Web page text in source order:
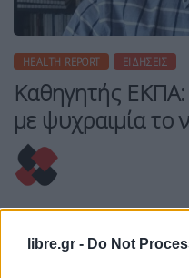
libre.gr - Do Not
HEALTH REPORT ΕΙΔΉΣΕΙΣ
Καθηγητής
με ψυχραιμία το
22 Δεκεμβρίου, 2020